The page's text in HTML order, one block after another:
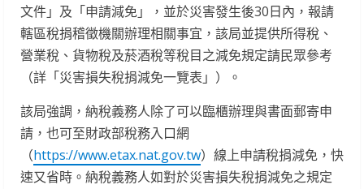
文件」及「申請減免」，並於災害發生後30日內，報請
轄區稅捐稽徵機關辦理相關事宜，該局並提供所得稅、
營業稅、貨物稅及菸酒稅等稅目之減免規定請民眾參考
（詳「災害損失稅捐減免一覽表」）。
該局強調，納稅義務人除了可以臨櫃辦理與書面郵寄申
請，也可至財政部稅務入口網
（https://www.etax.nat.gov.tw）線上申請稅捐減免，快
速又省時。納稅義務人如對於災害損失稅捐減免之規定